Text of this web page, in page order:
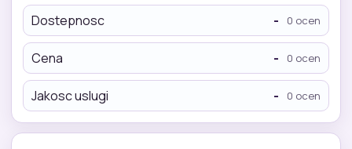
Dostepnosc - 0 ocen
Cena - 0 ocen
Jakosc uslugi - 0 ocen